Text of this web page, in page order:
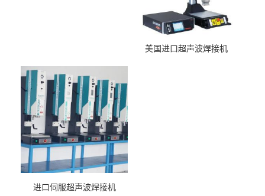
美国进口超声波焊接机
进口伺服超声波焊接机